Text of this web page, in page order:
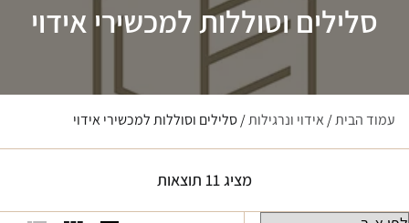
סלילים וסוללות למכשירי אידוי
עמוד הבית/ אידוי ונרגילות/ סלילים וסוללות למכשירי אידוי
מציג 11 תוצאות